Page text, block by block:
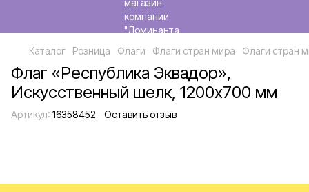
Каталог Розница Флаги Флаги стран мира Флаги стран
Флаг «Республика Эквадор»,
Искусственный шелк, 1200х700 мм
Артикул: 16358452 Оставить отзыв